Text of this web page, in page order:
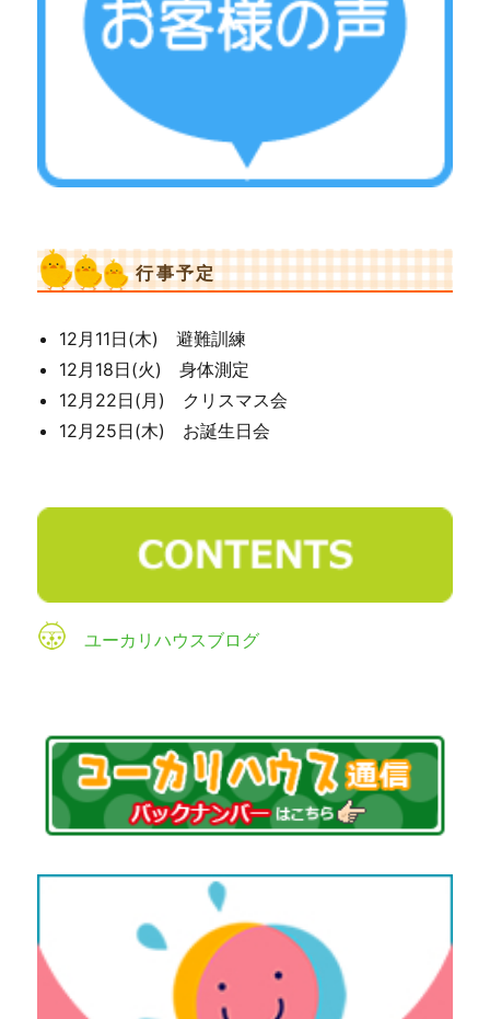
行事予定
12月11日(木) 避難訓練
12月18日(火) 身体測定
12月22日(月) クリスマス会
12月25日(木) お誕生日会
ユーカリハウスブログ